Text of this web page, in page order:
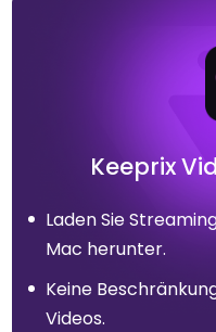
Keeprix
Laden Sie
Mac herunter.
Keine
Videos.